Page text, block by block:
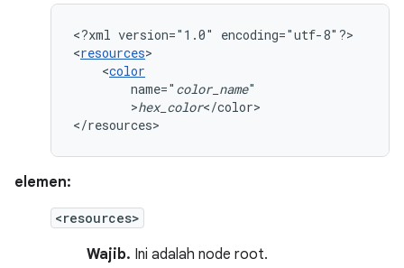
<?xml version="1.0"
encoding="utf-8"?>
<resources
<color
name=" color_name
>hex_color</color>
</resources>
elemen:
<resources>
Wajib. Ini adalah node root.